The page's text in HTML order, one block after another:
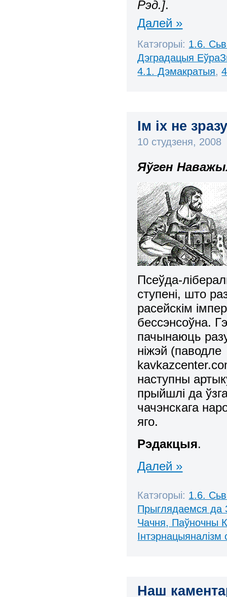
Рэд.].
Далей »
Катэгорыі: 1.6.
Дэградацыя
4.1. Дэмакратыя,
Ім іх не
10 студзеня, 2008
Яўген
Псеўда-
ступені, што
расейскім
бессэнсоўна.
пачынаюць
ніжэй (паводле
наступны
прыйшлі да
чачэнскага
яго.
Рэдакцыя.
Далей »
Катэгорыі: 1.6.
Прыглядаемся да
Чачня, Паўночны
Інтэрнацыяналізм
Наш